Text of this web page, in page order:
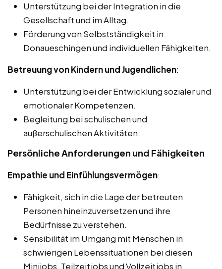
Unterstützung bei der Integration in die
Gesellschaft und im Alltag.
Förderung von Selbstständigkeit in
Donaueschingen und individuellen Fähigkeiten.
Betreuung von Kindern und Jugendlichen:
Unterstützung bei der Entwicklung sozialer und
emotionaler Kompetenzen.
Begleitung bei schulischen und
außerschulischen Aktivitäten.
Persönliche Anforderungen und Fähigkeiten
Empathie und Einfühlungsvermögen:
Fähigkeit, sich in die Lage der betreuten
Personen hineinzuversetzen und ihre
Bedürfnisse zu verstehen.
Sensibilität im Umgang mit Menschen in
schwierigen Lebenssituationen bei diesen
Minijobs, Teilzeitjobs und Vollzeitjobs in